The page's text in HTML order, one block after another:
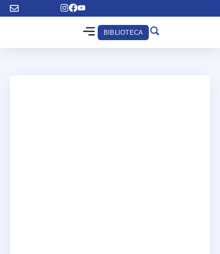
BIBLIOTECA